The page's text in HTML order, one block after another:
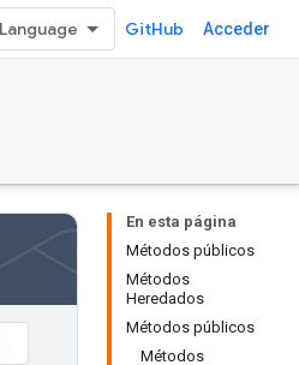
GitHub Acceder
En esta página
Métodos públicos
Métodos
Heredados
Métodos públicos
Métodos